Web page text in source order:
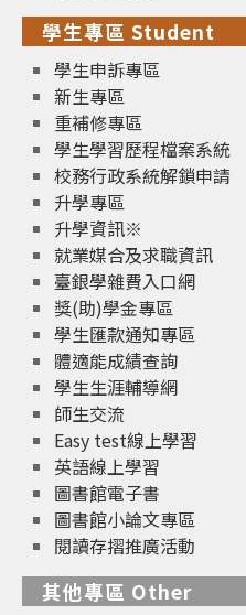
學生專區 Student
學生申訴專區
新生專區
重補修專區
學生學習歷程檔案系統
校務行政系統解鎖申請
升學專區
升學資訊※
就業媒合及求職資訊
臺銀學雜費入口網
獎(助)學金專區
學生匯款通知專區
體適能成績查詢
學生生涯輔導網
師生交流
Easy test線上學習
英語線上學習
圖書館電子書
圖書館小論文專區
閱讀存摺推廣活動
其他專區 Other